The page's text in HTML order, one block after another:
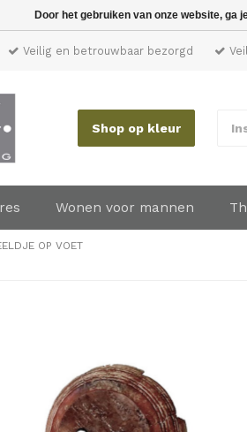
Veilig en betrouwbaar bezorgd
Shop op kleur
Wonen voor mannen
OP VOET
Door het gebruiken van onze website, ga